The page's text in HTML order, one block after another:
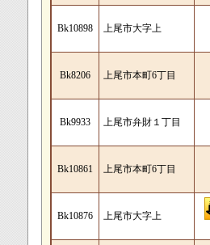
Bk10898 上尾市大字上
Bk8206 上尾市本町6丁目
Bk9933 上尾市弁財１丁目
Bk10861 上尾市本町6丁目
Bk10876 上尾市大字上